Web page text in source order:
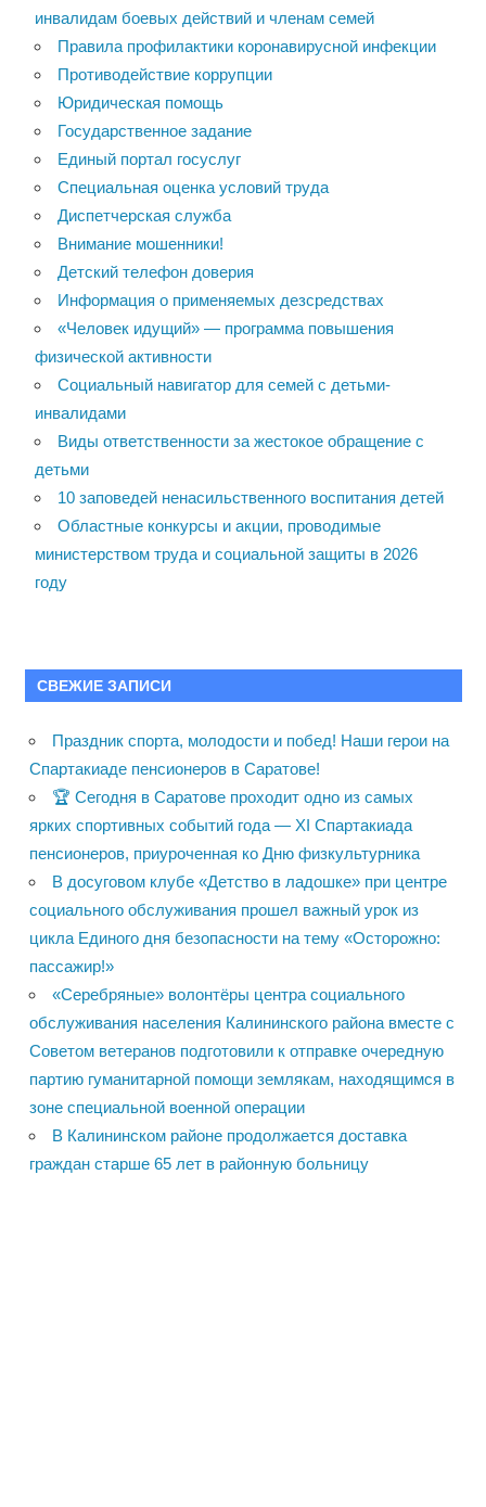
инвалидам боевых действий и членам семей
Правила профилактики коронавирусной инфекции
Противодействие коррупции
Юридическая помощь
Государственное задание
Единый портал госуслуг
Специальная оценка условий труда
Диспетчерская служба
Внимание мошенники!
Детский телефон доверия
Информация о применяемых дезсредствах
«Человек идущий» — программа повышения
физической активности
Социальный навигатор для семей с детьми-
инвалидами
Виды ответственности за жестокое обращение с
детьми
10 заповедей ненасильственного воспитания детей
Областные конкурсы и акции, проводимые
министерством труда и социальной защиты в 2026
году
СВЕЖИЕ ЗАПИСИ
Праздник спорта, молодости и побед! Наши герои на
Спартакиаде пенсионеров в Саратове!
🏆 Сегодня в Саратове проходит одно из самых
ярких спортивных событий года — XI Спартакиада
пенсионеров, приуроченная ко Дню физкультурника
В досуговом клубе «Детство в ладошке» при центре
социального обслуживания прошел важный урок из
цикла Единого дня безопасности на тему «Осторожно:
пассажир!»
«Серебряные» волонтёры центра социального
обслуживания населения Калининского района вместе с
Советом ветеранов подготовили к отправке очередную
партию гуманитарной помощи землякам, находящимся в
зоне специальной военной операции
В Калининском районе продолжается доставка
граждан старше 65 лет в районную больницу